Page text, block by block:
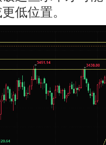
低位置。